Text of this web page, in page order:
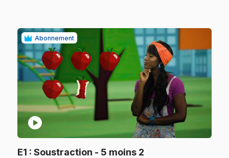
Abonnement
play_circle
E1 : Soustraction - 5 moins 2